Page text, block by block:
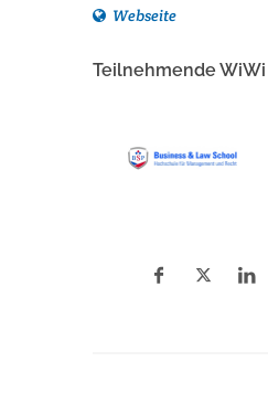
Webseite
Teilnehmende